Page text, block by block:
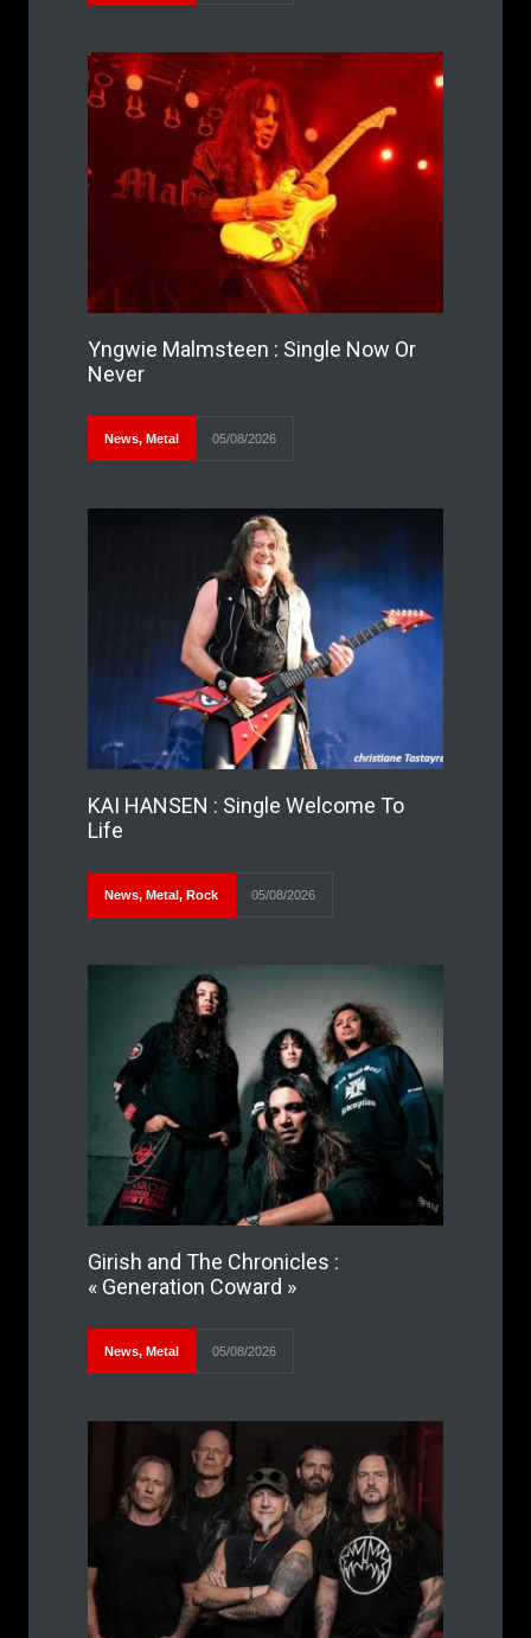
Yngwie Malmsteen : Single Now Or
Never
News, Metal 05/08/2026
KAI HANSEN : Single Welcome To
Life
News, Metal , Rock 05/08/2026
Girish and The Chronicles :
« Generation Coward »
News, Metal 05/08/2026